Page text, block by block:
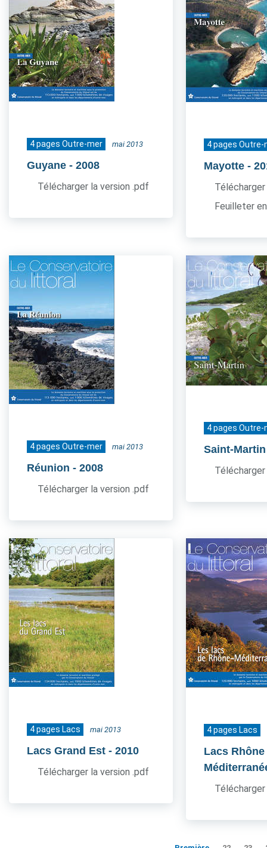
4 pages Outre-mer mai 2013
Guyane - 2008
Télécharger la version .pdf
4 pages Outre-
Mayotte -
Feuilleter
4 pages Outre-mer mai 2013
Réunion - 2008
Télécharger la version .pdf
4 pages Outre-
Saint-Martin
4 pages Lacs mai 2013
Lacs Grand Est - 2010
Télécharger la version .pdf
4 pages Lacs
Lacs Rhône